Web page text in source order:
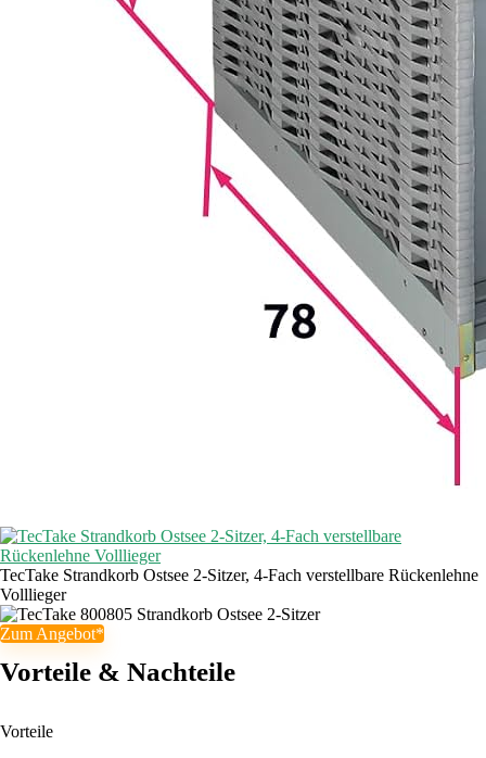
TecTake Strandkorb Ostsee 2-Sitzer, 4-Fach verstellbare Rückenlehne
Volllieger
Zum Angebot*
Vorteile & Nachteile
Vorteile